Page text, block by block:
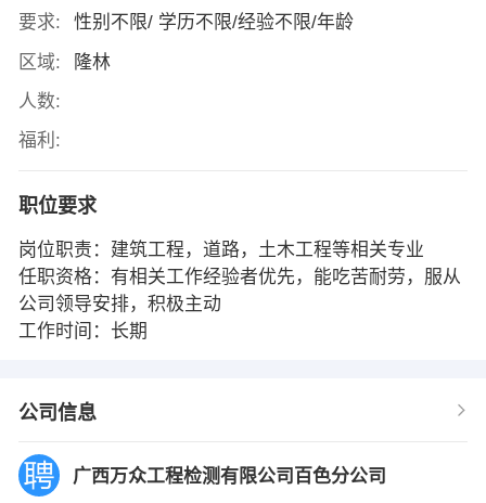
要求:
性别不限/ 学历不限/经验不限/年龄
区域:
隆林
人数:
福利:
职位要求
岗位职责：建筑工程，道路，土木工程等相关专业
任职资格：有相关工作经验者优先，能吃苦耐劳，服从
公司领导安排，积极主动
工作时间：长期
公司信息
广西万众工程检测有限公司百色分公司